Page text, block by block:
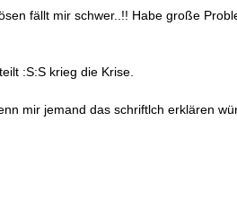
fällt mir schwer..!! Habe große
:S:S krieg die Krise.
mir jemand das schriftlch erklären